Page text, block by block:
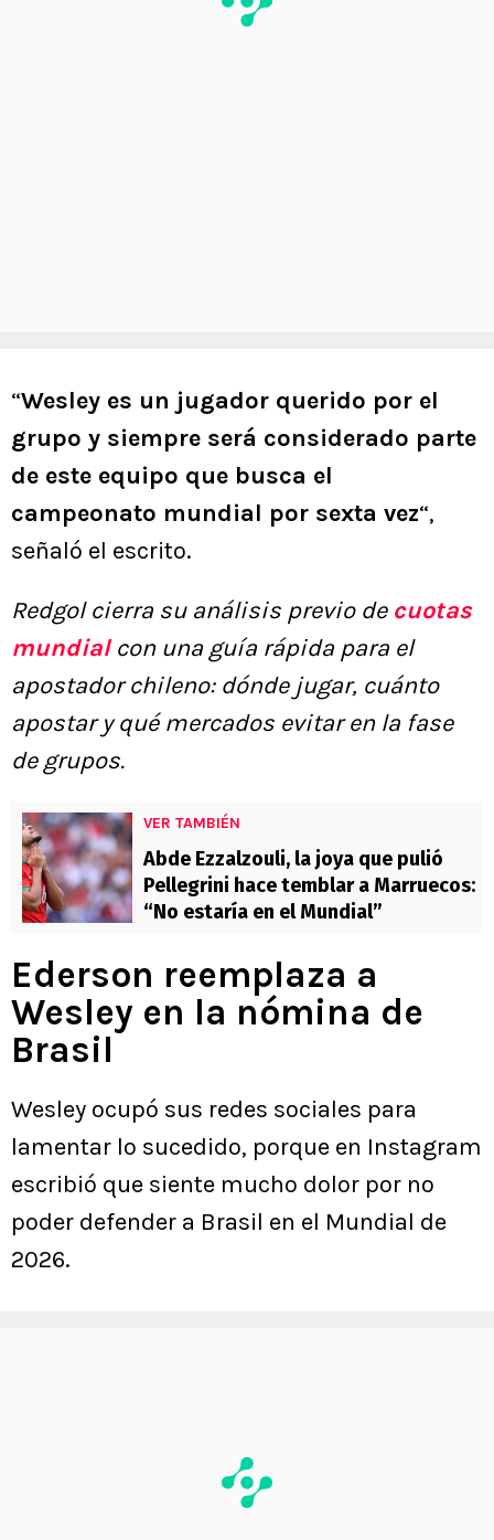
“Wesley es un jugador querido por el
grupo y siempre será considerado parte
de este equipo que busca el
campeonato mundial por sexta vez“,
señaló el escrito.
Redgol cierra su análisis previo de cuotas
mundialcon una guía rápida para el
apostador chileno: dónde jugar, cuánto
apostar y qué mercados evitar en la fase
de grupos.
VER TAMBIÉN
Abde Ezzalzouli, la joya que pulió
Pellegrini hace temblar a Marruecos:
“No estaría en el Mundial”
Ederson reemplaza a
Wesley en la nómina de
Brasil
Wesley ocupó sus redes sociales para
lamentar lo sucedido, porque en Instagram
escribió que siente mucho dolor por no
poder defender a Brasil en el Mundial de
2026.